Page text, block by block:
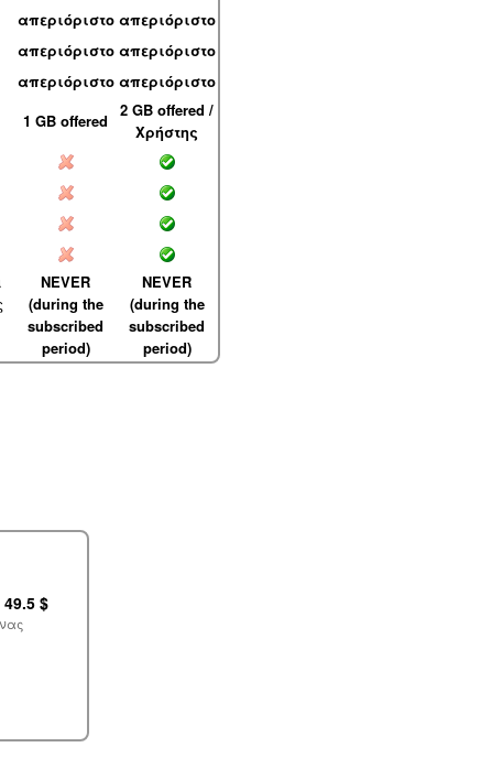
απεριόριστο απεριόριστο
απεριόριστο απεριόριστο
απεριόριστο απεριόριστο
1 GB offered
2 GB offered /
Χρήστης
NEVER
(during the
subscribed
period)
NEVER
(during the
subscribed
period)
49.5 $